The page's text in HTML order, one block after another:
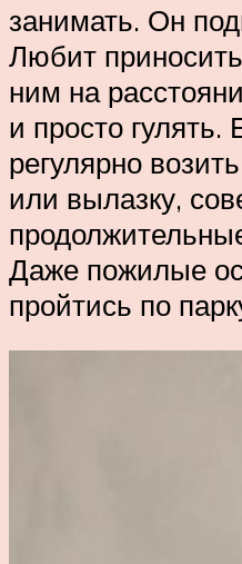
занимать. Он
Любит
ним на
и просто
регулярно
или вылазку,
Даже пожилые
пройтись по